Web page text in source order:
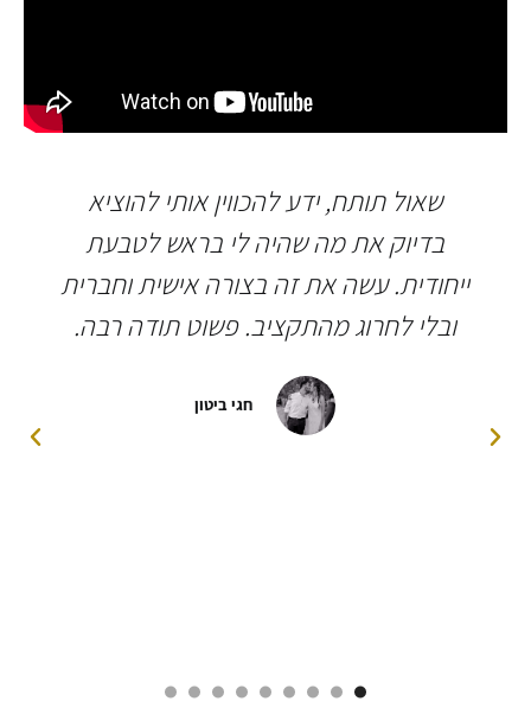
שאול תותח, ידע להכווין אותי להוציא
בדיוק את מה שהיה לי בראש לטבעת
ייחודית. עשה את זה בצורה אישית וחברית
ובלי לחרוג מהתקציב. פשוט תודה רבה.
חגי ביטון